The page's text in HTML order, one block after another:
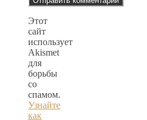
Этот
сайт
использует
Akismet
для
борьбы
со
спамом.
Узнайте
как